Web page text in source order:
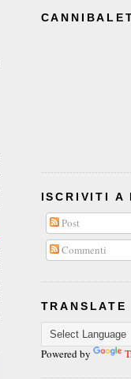
ISCRIVITI A
Post
Commenti
TRANSLATE
Powered by